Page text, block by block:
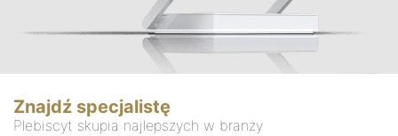
Znajdź specjalistę
Plebiscyt skupia najlepszych w branży